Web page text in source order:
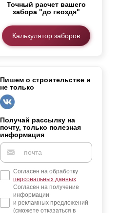
Элитные заборы для коттеджей
Забор на участок 10 соток
Заборы и ограждения для дома
Точный расчет вашего
забора "до гвоздя"
Калькулятор заборов
Пишем о строительстве и
не только
Получай рассылку на
почту, только полезная
информация
Согласен на обработку
персональных данных
Согласен на получение
информации
и рекламных предложений
(сможете отказаться в